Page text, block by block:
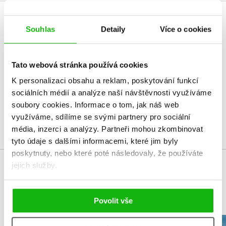
Souhlas Detaily Více o cookies
Tato webová stránka používá cookies
K personalizaci obsahu a reklam, poskytování funkcí
sociálních médií a analýze naší návštěvnosti využíváme
soubory cookies. Informace o tom, jak náš web
využíváme, sdílíme se svými partnery pro sociální
média, inzerci a analýzy. Partneři mohou zkombinovat
tyto údaje s dalšími informacemi, které jim byly
poskytnuty, nebo které poté následovaly, že používáte
jejich služby.
Povolit vše
HODNOCENÍ ČTENÁŘŮ
Vaše hodnocení
Uživatelskou recenzi mohou vkládat pouze registrovaní uživatelé
Přihlásit